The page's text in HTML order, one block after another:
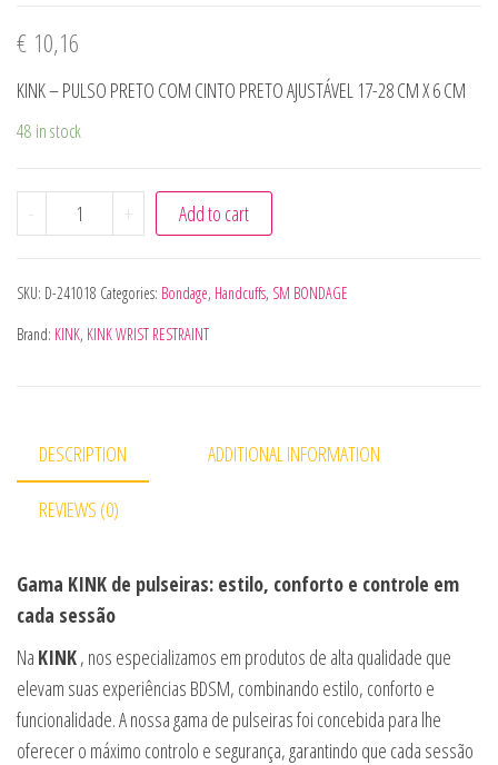
€ 10,16
KINK – PULSO PRETO COM CINTO PRETO AJUSTÁVEL 17-28 CM X 6 CM
48 in stock
- KINK - PULSO PRETO COM CINTO PRETO AJUSTÁVEL
+ Add to cart
SKU: D-241018 Categories: Bondage, Handcuffs, SM BONDAGE
Brand: KINK, KINK WRIST RESTRAINT
DESCRIPTION ADDITIONAL INFORMATION
REVIEWS (0)
Gama KINK de pulseiras: estilo, conforto e controle em
cada sessão
Na KINK, nos especializamos em produtos de alta qualidade que
elevam suas experiências BDSM, combinando estilo, conforto e
funcionalidade. A nossa gama de pulseiras foi concebida para lhe
oferecer o máximo controlo e segurança, garantindo que cada sessão